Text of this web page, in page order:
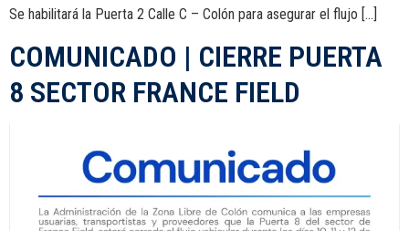
Se habilitará la Puerta 2 Calle C – Colón para asegurar el flujo […]
COMUNICADO | CIERRE PUERTA
8 SECTOR FRANCE FIELD